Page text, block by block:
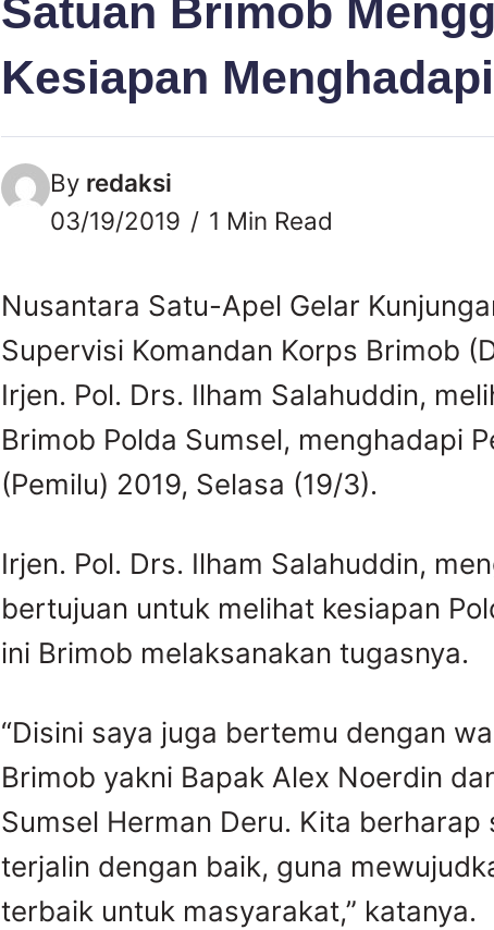
Satuan Brimob
Kesiapan
By redaksi
03/19/2019
1 Min Read
Nusantara Satu-Apel Gelar
Supervisi Komandan Korps Brimob
Irjen. Pol. Drs. Ilham Salahuddin,
Brimob Polda Sumsel, menghadapi
(Pemilu) 2019, Selasa (19/3).
Irjen. Pol. Drs. Ilham Salahuddin,
bertujuan untuk melihat kesiapan
ini Brimob melaksanakan tugasnya.
“Disini saya juga bertemu dengan
Brimob yakni Bapak Alex Noerdin
Sumsel Herman Deru. Kita
terjalin dengan baik, guna
terbaik untuk masyarakat,” katanya.